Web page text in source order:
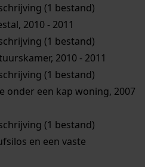
(1 bestand)
2010 - 2011
(1 bestand)
2010 - 2011
(1 bestand)
onder een kap woning, 2007
(1 bestand)
en een vaste